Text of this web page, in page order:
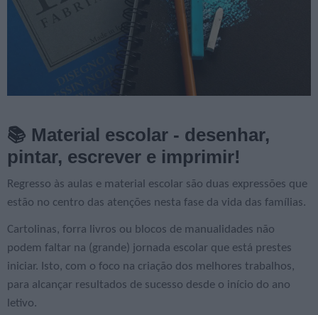
📚 Material escolar - desenhar,
pintar, escrever e imprimir!
Regresso às aulas e material escolar são duas expressões que
estão no centro das atenções nesta fase da vida das famílias.
Cartolinas, forra livros ou blocos de manualidades não
podem faltar na (grande) jornada escolar que está prestes
iniciar. Isto, com o foco na criação dos melhores trabalhos,
para alcançar resultados de sucesso desde o início do ano
letivo.